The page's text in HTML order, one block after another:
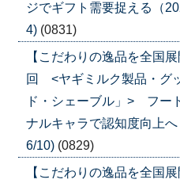
ジでギフト需要捉える（
4) (0831)
【こだわりの逸品を全国
回 <ヤギミルク製品・グ
ド・シェーブル」> フー
ナルキャラで認知度向上
6/10) (0829)
【こだわりの逸品を全国